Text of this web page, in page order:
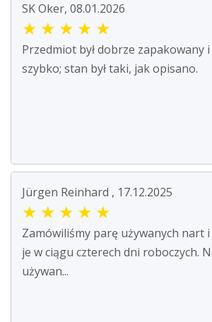
SK Oker, 08.01.2026
★ ★ ★ ★ ★
Przedmiot był dobrze zapakowany
szybko; stan był taki, jak opisano.
Jürgen Reinhard , 17.12.2025
★ ★ ★ ★ ★
Zamówiliśmy parę używanych nart
je w ciągu czterech dni roboczych.
używan...